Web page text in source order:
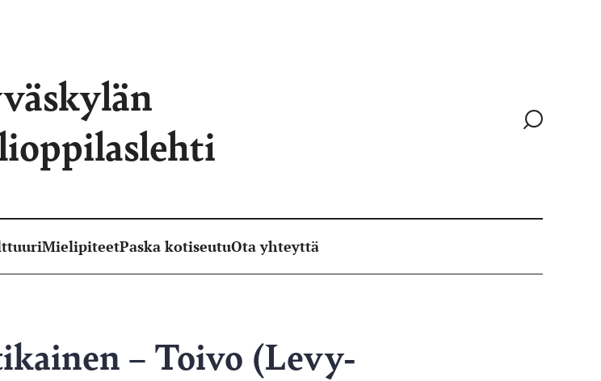
Siirry
MielipiteetPaska kotiseutuOta yhteyttä
– Toivo (Levy-